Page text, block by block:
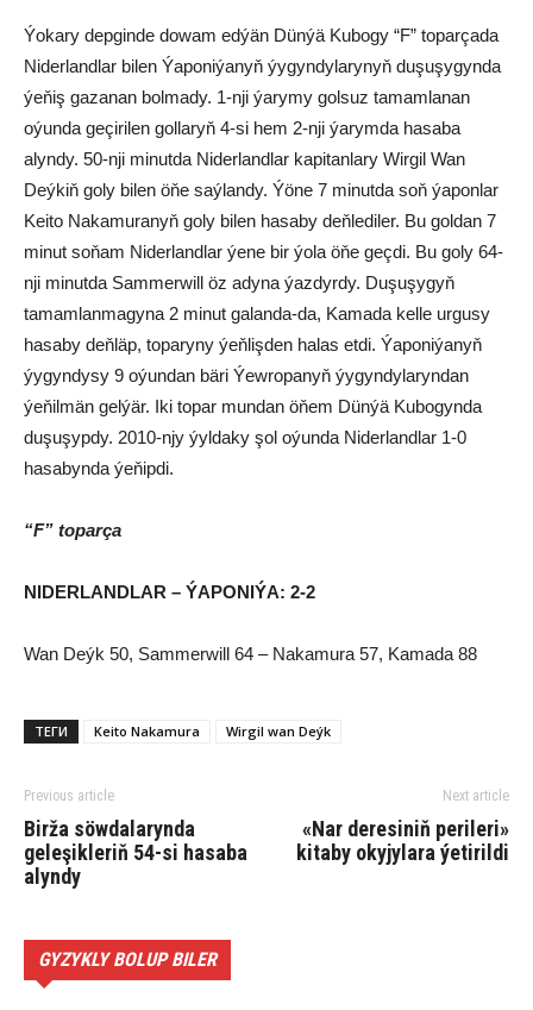
Ýokary depginde dowam edýän Dünýä Kubogy “F” toparçada
Niderlandlar bilen Ýaponiýanyň ýygyndylarynyň duşuşygynda
ýeňiş gazanan bolmady. 1-nji ýarymy golsuz tamamlanan
oýunda geçirilen gollaryň 4-si hem 2-nji ýarymda hasaba
alyndy. 50-nji minutda Niderlandlar kapitanlary Wirgil Wan
Deýkiň goly bilen öňe saýlandy. Ýöne 7 minutda soň ýaponlar
Keito Nakamuranyň goly bilen hasaby deňlediler. Bu goldan 7
minut soňam Niderlandlar ýene bir ýola öňe geçdi. Bu goly 64-
nji minutda Sammerwill öz adyna ýazdyrdy. Duşuşygyň
tamamlanmagyna 2 minut galanda-da, Kamada kelle urgusy
hasaby deňläp, toparyny ýeňlişden halas etdi. Ýaponiýanyň
ýygyndysy 9 oýundan bäri Ýewropanyň ýygyndylaryndan
ýeňilmän gelýär. Iki topar mundan öňem Dünýä Kubogynda
duşuşypdy. 2010-njy ýyldaky şol oýunda Niderlandlar 1-0
hasabynda ýeňipdi.
“F” toparça
NIDERLANDLAR – ÝAPONIÝA: 2-2
Wan Deýk 50, Sammerwill 64 – Nakamura 57, Kamada 88
ТЕГИ Keito Nakamura Wirgil wan Deýk
Previous article
Birža söwdalarynda
geleşikleriň 54-si hasaba
alyndy
Next article
«Nar deresiniň perileri»
kitaby okyjylara ýetirildi
GYZYKLY BOLUP BILER